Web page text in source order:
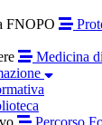
FNOPO
Medicina
Percorso